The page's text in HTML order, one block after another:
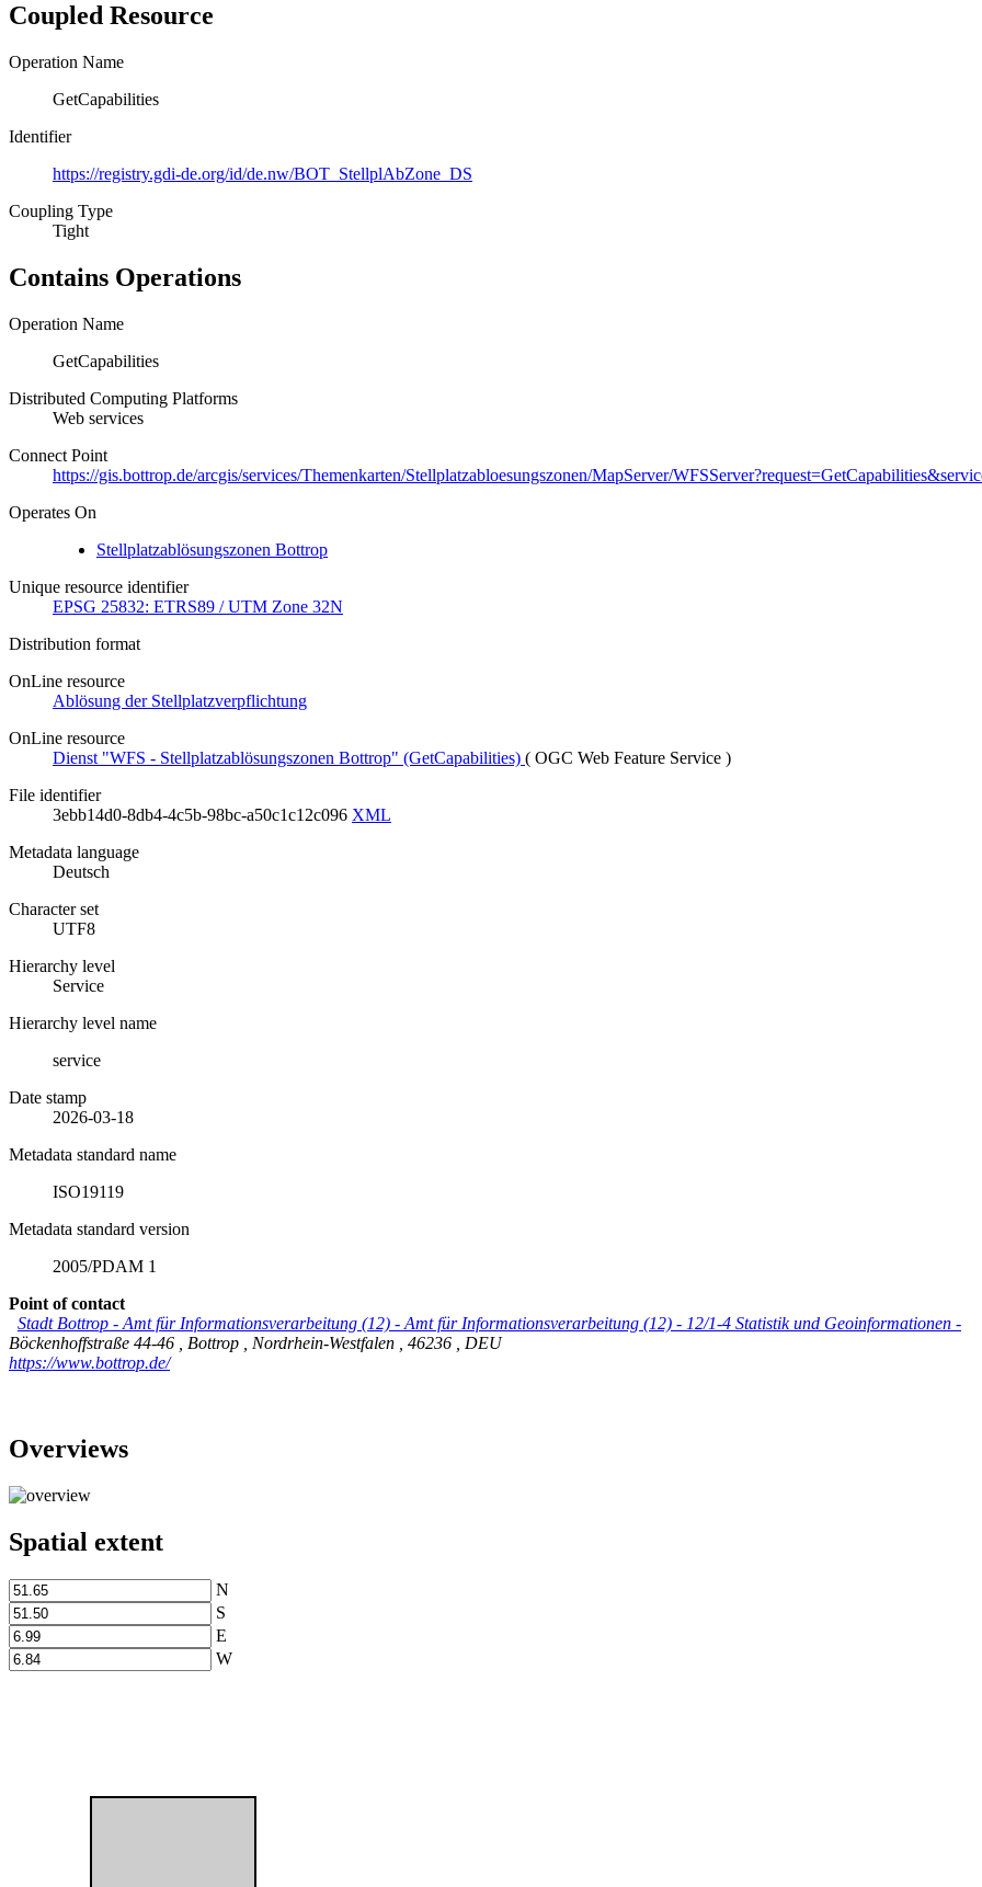
Coupled Resource
Operation Name
GetCapabilities
Identifier
https://registry.gdi-de.org/id/de.nw/BOT_StellplAbZone_DS
Coupling Type
Tight
Contains Operations
Operation Name
GetCapabilities
Distributed Computing Platforms
Web services
Connect Point
https://gis.bottrop.de/arcgis/services/Themenkarten/Stellplatzabloesungszonen/MapServer/
Operates On
Stellplatzablösungszonen Bottrop
Unique resource identifier
EPSG 25832: ETRS89 / UTM Zone 32N
Distribution format
OnLine resource
Ablösung der Stellplatzverpflichtung
OnLine resource
Dienst "WFS - Stellplatzablösungszonen Bottrop" (GetCapabilities) ( OGC Web Feature Service )
File identifier
3ebb14d0-8db4-4c5b-98bc-a50c1c12c096 XML
Metadata language
Deutsch
Character set
UTF8
Hierarchy level
Service
Hierarchy level name
service
Date stamp
2026-03-18
Metadata standard name
ISO19119
Metadata standard version
2005/PDAM 1
Point of contact
Stadt Bottrop - Amt für Informationsverarbeitung (12) - Amt für Informationsverarbeitung (12) - 12/1-4 Statistik und Geoinformationen -
Böckenhoffstraße 44-46
Bottrop Nordrhein-Westfalen 46236
DEU
https://www.bottrop.de/
Overviews
Spatial extent
N
S
E
W